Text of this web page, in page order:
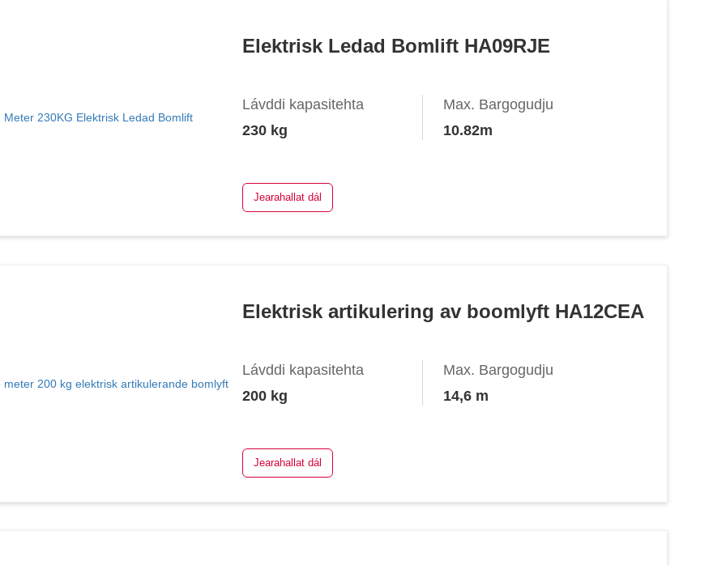
Elektrisk Ledad Bomlift HA09RJE
Lávddi kapasitehta
230 kg
Max. Bargogudju
10.82m
Jearahallat dál
Elektrisk artikulering av boomlyft HA12CEA
Lávddi kapasitehta
200 kg
Max. Bargogudju
14,6 m
Jearahallat dál